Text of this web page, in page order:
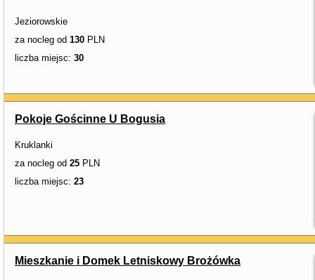
Jeziorowskie
za nocleg od 130 PLN
liczba miejsc: 30
Pokoje Gościnne U Bogusia
Kruklanki
za nocleg od 25 PLN
liczba miejsc: 23
Mieszkanie i Domek Letniskowy Brożówka